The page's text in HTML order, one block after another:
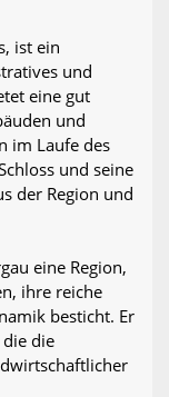
ist ein
und
eine gut
und
im Laufe des
und seine
der Region und
eine Region,
ihre reiche
besticht. Er
die